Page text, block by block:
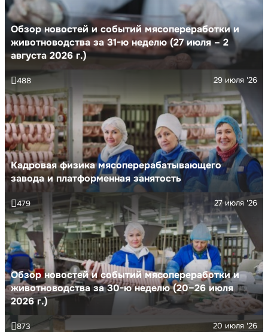
Обзор новостей и событий мясопереработки и
животноводства за 31-ю неделю (27 июля – 2
августа 2026 г.)
Кадровая физика мясоперерабатывающего
завода и платформенная занятость
29 июля '26
488
Обзор новостей и событий мясопереработки и
животноводства за 30-ю неделю (20–26 июля
2026 г.)
27 июля '26
479
20 июля '26
873